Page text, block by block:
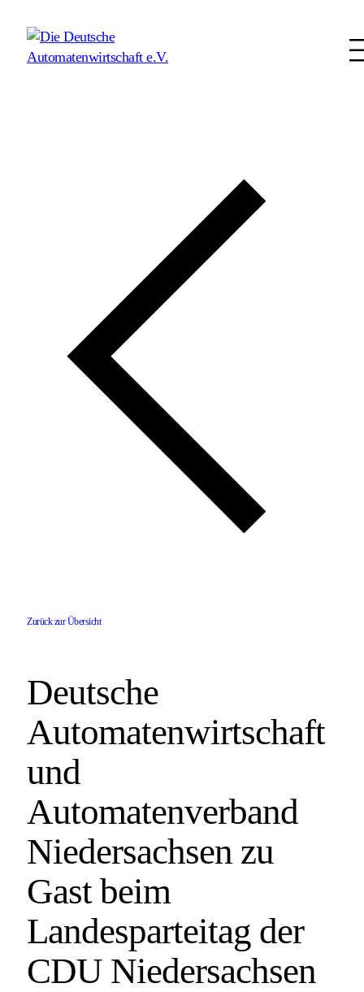
Zurück zur Übersicht
Deutsche
Automatenwirtschaft
und
Automatenverband
Niedersachsen zu
Gast beim
Landesparteitag der
CDU Niedersachsen